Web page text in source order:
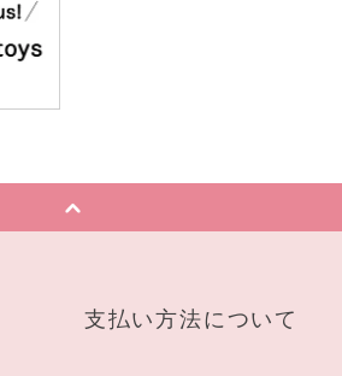
支払い方法について